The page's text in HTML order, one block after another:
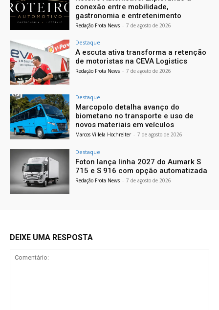
conexão entre mobilidade,
gastronomia e entretenimento
Redação Frota News - 7 de agosto de 2026
Destaque
A escuta ativa transforma a retenção
de motoristas na CEVA Logistics
Redação Frota News - 7 de agosto de 2026
Destaque
Marcopolo detalha avanço do
biometano no transporte e uso de
novos materiais em veículos
Marcos Villela Hochreiter - 7 de agosto de 2026
Destaque
Foton lança linha 2027 do Aumark S
715 e S 916 com opção automatizada
Redação Frota News - 7 de agosto de 2026
DEIXE UMA RESPOSTA